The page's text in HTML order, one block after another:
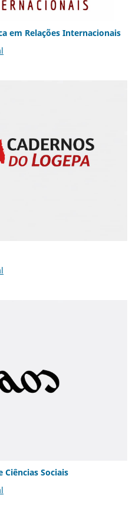
em Relações Internacionais
Ciências Sociais